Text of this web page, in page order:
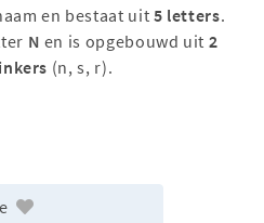
en bestaat uit 5 letters.
N en is opgebouwd uit 2
(n, s, r).